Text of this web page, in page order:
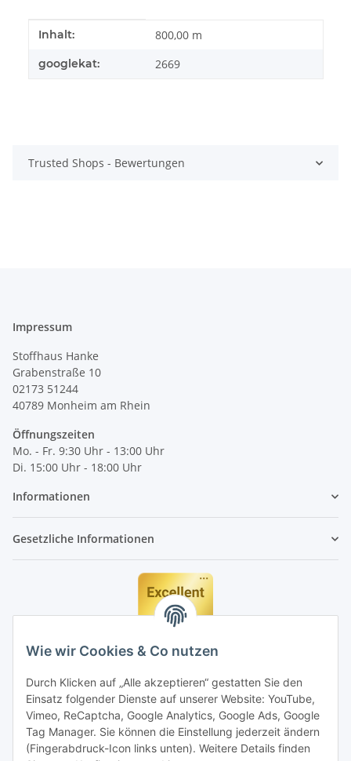
Wie wir Cookies & Co nutzen
Durch Klicken auf „Alle akzeptieren“ gestatten Sie den
Einsatz folgender Dienste auf unserer Website: YouTube,
Vimeo, ReCaptcha, Google Analytics, Google Ads, Google
Tag Manager. Sie können die Einstellung jederzeit ändern
(Fingerabdruck-Icon links unten). Weitere Details finden
Produkteigenschaft
Wert
Inhalt: 800,00 m
googlekat: 2669
Trusted Shops - Bewertungen
Impressum
Stoffhaus Hanke
Grabenstraße 10
02173 51244
40789 Monheim am Rhein
Öffnungszeiten
Mo. - Fr. 9:30 Uhr - 13:00 Uhr
Di. 15:00 Uhr - 18:00 Uhr
Informationen
Gesetzliche Informationen